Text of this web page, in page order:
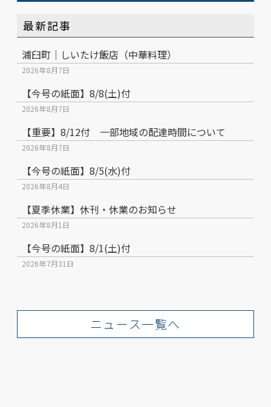
最新記事
浦臼町｜しいたけ飯店（中華料理）
2026年8月7日
【今号の紙面】8/8(土)付
2026年8月7日
【重要】8/12付 一部地域の配達時間について
2026年8月7日
【今号の紙面】8/5(水)付
2026年8月4日
【夏季休業】休刊・休業のお知らせ
2026年8月1日
【今号の紙面】8/1(土)付
2026年7月31日
ニュース一覧へ